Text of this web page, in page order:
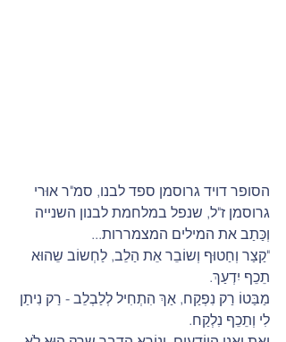
הסופר דויד גרוסמן ספד לבנו, סמ"ר אוּרי
גרוסמן ז"ל, שנפל במלחמת לבנון השנייה
וְכַּתַב את המילים המצמררות...
"קַצַר וְחַטוּף וְשוֹבֵר אֵת הַלֵב, לַחְשוֹב שֵהוּא
תֵכֵף יִדְעַךְ.
מַבַּטוֹ רַק נִפְקַח, אַךְ הִתְחִיל לְלַבְלֵב - רַק נִיתַן
לִי וְתֵכֵף נִלְקַח.